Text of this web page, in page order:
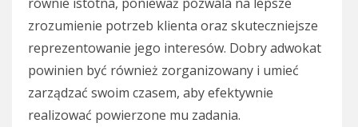
zrozumienie potrzeb klienta oraz skuteczniejsze
reprezentowanie jego interesów. Dobry adwokat
powinien być również zorganizowany i umieć
zarządzać swoim czasem, aby efektywnie
realizować powierzone mu zadania.